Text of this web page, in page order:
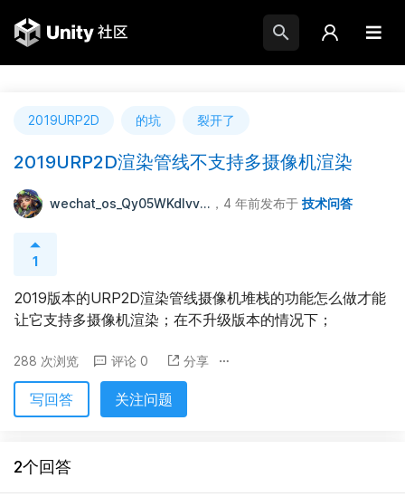
2019URP2D 的坑 裂开了
2019URP2D渲染管线不支持多摄像机渲染
wechat_os_Qy05WKdIvv... ，4 年前发布于 技术问答
1
2019版本的URP2D渲染管线摄像机堆栈的功能怎么做才能
让它支持多摄像机渲染；在不升级版本的情况下；
288 次浏览 评论 0 分享
写回答 关注问题
2个回答